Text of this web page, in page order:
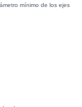
mínimo de los ejes